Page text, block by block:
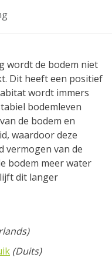
wordt de bodem niet
Dit heeft een positief
wordt immers
bodemleven
de bodem en
waardoor deze
vermogen van de
bodem meer water
dit langer
(Duits)